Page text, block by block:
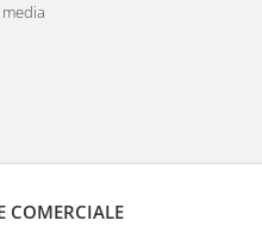
COMERCIALE